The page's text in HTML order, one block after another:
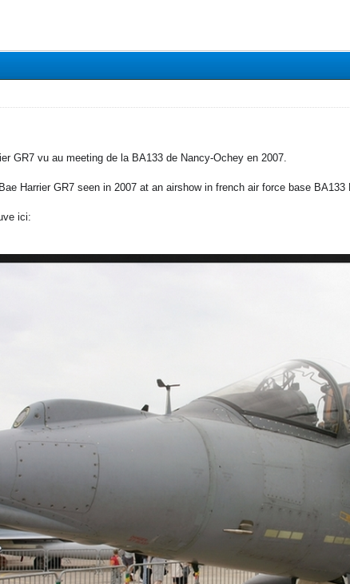
GR7 vu au meeting de la BA133 de Nancy-Ochey en 2007.
Harrier GR7 seen in 2007 at an airshow in french air force base BA133
ici: